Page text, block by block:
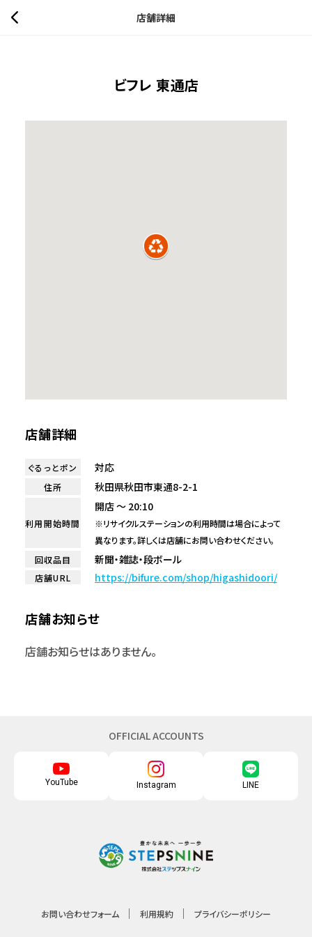
店舗詳細
ビフレ 東通店
店舗詳細
ぐるっとポン 対応
住所 秋田県秋田市東通8-2-1
利用開始時間
開店 ～ 20:10
※リサイクルステーションの利用時間は場合によって
異なります。詳しくは店舗にお問い合わせください。
回収品目
新聞・雑誌・段ボール
店舗URL https://bifure.com/shop/higashidoori/
店舗お知らせ
店舗お知らせはありません。
OFFICIAL ACCOUNTS
YouTube Instagram LINE
お問い合わせフォーム 利用規約 プライバシーポリシー